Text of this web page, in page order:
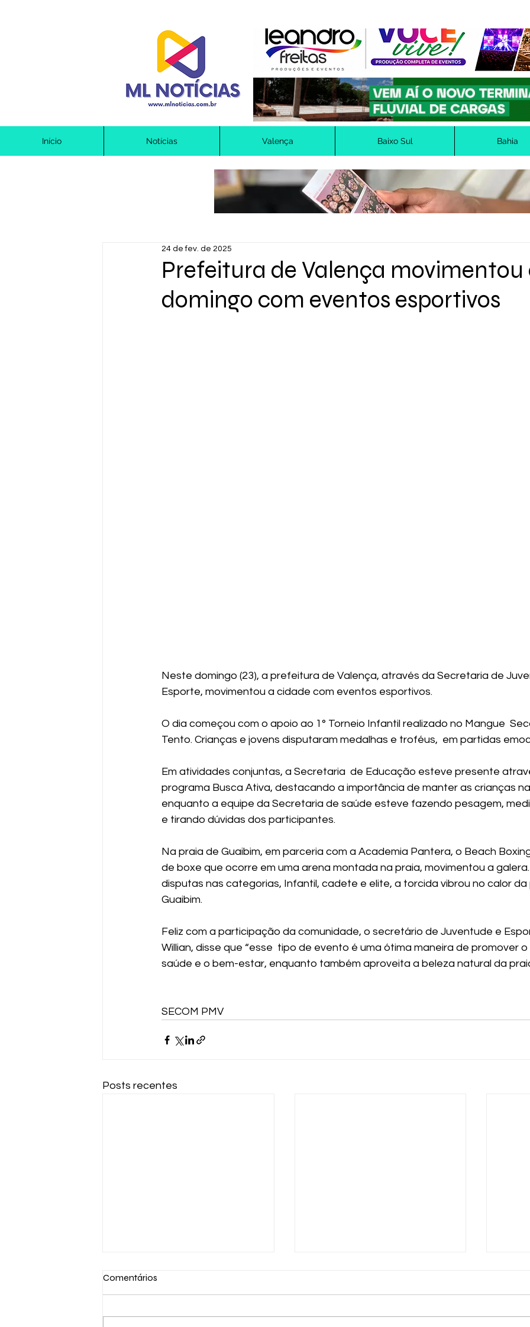
Início Notícias Valença Baixo Sul Bahia
Prefeitura de Valença movimentou
domingo com eventos esportivos
24 de fev. de 2025
Neste domingo (23), a prefeitura de Valença, através da Secretaria de
Esporte, movimentou a cidade com eventos esportivos.
O dia começou com o apoio ao 1° Torneio Infantil realizado no Mangue
Tento. Crianças e jovens disputaram medalhas e troféus,  em partidas
Em atividades conjuntas, a Secretaria  de Educação esteve presente
programa Busca Ativa, destacando a importância de manter as crianças
enquanto a equipe da Secretaria de saúde esteve fazendo pesagem,
e tirando dúvidas dos participantes.
Na praia de Guaibim, em parceria com a Academia Pantera, o Beach
de boxe que ocorre em uma arena montada na praia, movimentou a
disputas nas categorias, Infantil, cadete e elite, a torcida vibrou no calor
Guaibim.
Feliz com a participação da comunidade, o secretário de Juventude e
Willian, disse que “esse  tipo de evento é uma ótima maneira de promover
saúde e o bem-estar, enquanto também aproveita a beleza natural da
SECOM PMV
Posts recentes
Comentários